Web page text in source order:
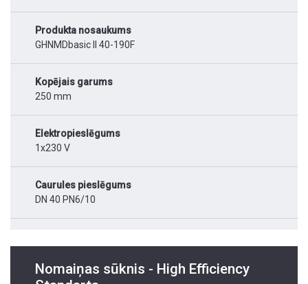
Produkta nosaukums
GHNMDbasic II 40-190F
Kopējais garums
250 mm
Elektropieslēgums
1x230 V
Caurules pieslēgums
DN 40 PN6/10
Nomaiņas sūknis - High Efficiency